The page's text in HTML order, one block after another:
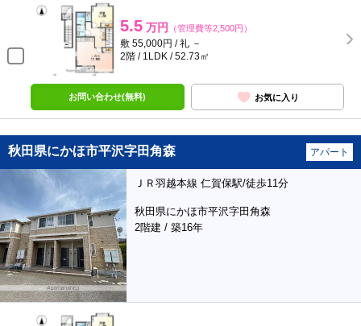
5.5 万円 （管理費等2,500円）
敷 55,000円 / 礼 －
2階 / 1LDK / 52.73㎡
お問い合わせ(無料) お気に入り
秋田県にかほ市平沢字田角森 アパート
ＪＲ羽越本線 仁賀保駅/徒歩11分
秋田県にかほ市平沢字田角森
2階建 / 築16年